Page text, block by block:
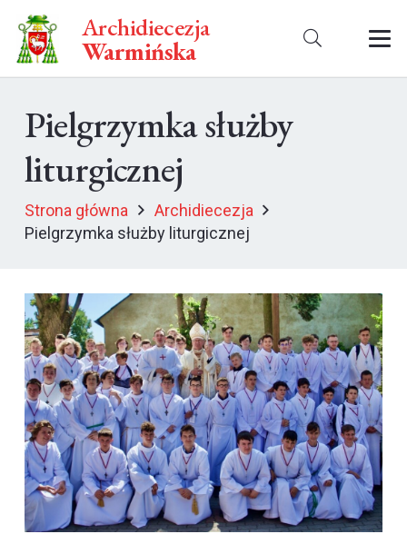
Archidiecezja
Warmińska
Pielgrzymka służby
liturgicznej
Strona główna
Archidiecezja
Pielgrzymka służby liturgicznej